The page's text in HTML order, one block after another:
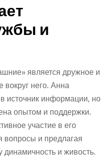
и
является дружное и
вокруг него. Анна
источник информации, но
опытом и поддержки.
участие в его
вопросы и предлагая
динамичность и живость.